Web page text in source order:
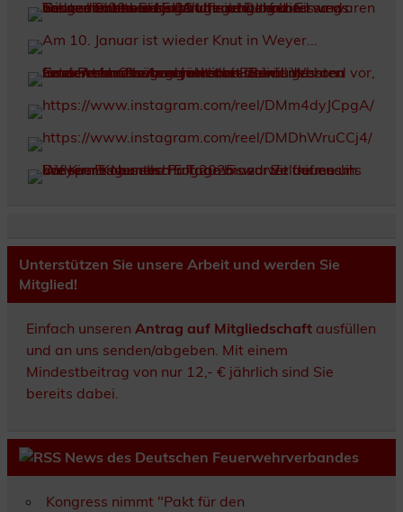
Unterstützen Sie unsere Arbeit und werden Sie
Mitglied!
Einfach unseren Antrag auf Mitgliedschaftausfüllen
und an uns senden/abgeben. Mit einem
Mindestbeitrag von nur 12,- € jährlich sind Sie
bereits dabei.
News des Deutschen Feuerwehrverbandes
Kongress nimmt "Pakt für den